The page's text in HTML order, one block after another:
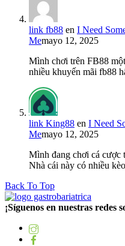
link fb88 en I Need
Memayo 12, 2025
Mình chơi trên FB88
nhiều khuyến mãi fb88
link King88 en I Need
Memayo 12, 2025
Mình đang chơi cá cược
Nhà cái này có nhiều
Back To Top
¡Síguenos en nuestras redes